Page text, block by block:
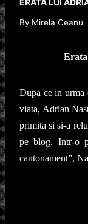
By Mirela Ceanu
Dupa ce in urma
viata, Adrian
primita si si-a
pe blog. Intr-o
cantonament”,